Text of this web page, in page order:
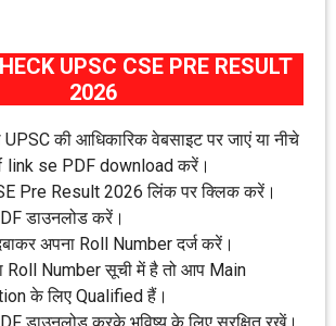
UPSC CSE PRE RESULT
2026
की आधिकारिक वेबसाइट पर जाएं या नीचे
link se PDF download करें।
Pre Result 2026 लिंक पर क्लिक करें।
डाउनलोड करें।
अपना Roll Number दर्ज करें।
Roll Number सूची में है तो आप Main
के लिए Qualified हैं।